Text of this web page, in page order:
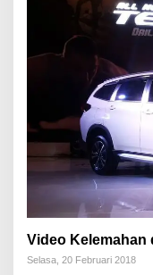
Video Kelemahan
Selasa, 20 Februari 2018